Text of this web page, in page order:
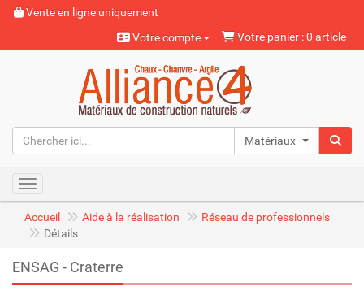
Vente en ligne uniquement
Votre compte
Votre panier : 0 article
Matériaux naturels
Toggle navigation
Accueil Aide à la réalisation
Réseau de professionnels
Détails
ENSAG - Craterre